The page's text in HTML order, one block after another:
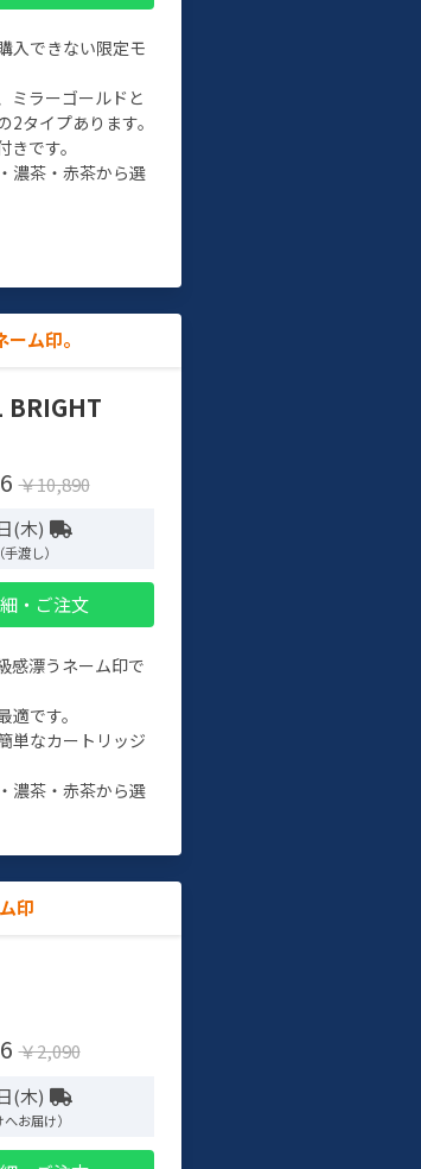
入できない限定モ
ミラーゴールドと
2タイプあります。
です。
濃茶・赤茶から選
ム印。
BRIGHT
￥10,890
(木)
渡し）
・ご注文
感漂うネーム印で
適です。
単なカートリッジ
濃茶・赤茶から選
印
￥2,090
(木)
お届け）